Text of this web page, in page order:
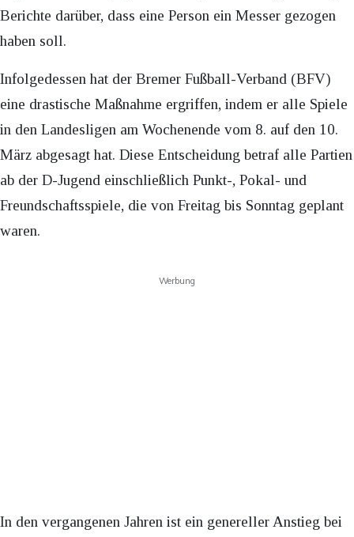
Berichte darüber, dass eine Person ein Messer gezogen
haben soll.
Infolgedessen hat der Bremer Fußball-Verband (BFV)
eine drastische Maßnahme ergriffen, indem er alle Spiele
in den Landesligen am Wochenende vom 8. auf den 10.
März abgesagt hat. Diese Entscheidung betraf alle Partien
ab der D-Jugend einschließlich Punkt-, Pokal- und
Freundschaftsspiele, die von Freitag bis Sonntag geplant
waren.
Werbung
In den vergangenen Jahren ist ein genereller Anstieg bei